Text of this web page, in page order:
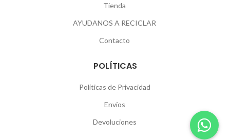
Tienda
AYUDANOS A RECICLAR
Contacto
POLÍTICAS
Políticas de Privacidad
Envíos
Devoluciones